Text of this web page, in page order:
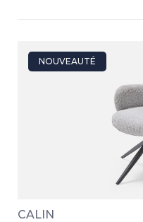
NOUVEAUTÉ
CALIN